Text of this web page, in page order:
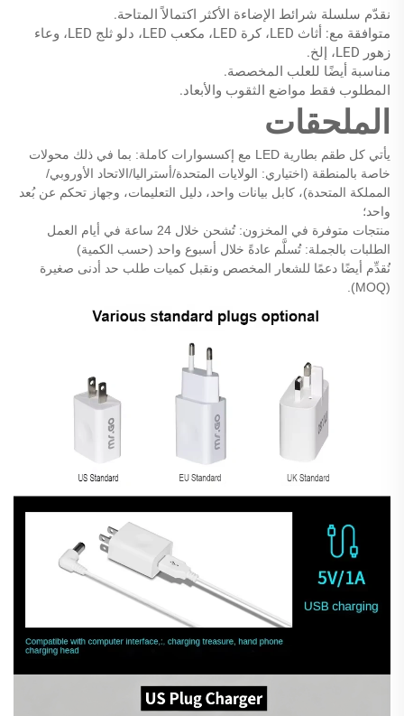
نقدّم سلسلة شرائط الإضاءة الأكثر اكتمالاً المتاحة.
متوافقة مع: أثاث LED، كرة LED، مكعب LED، دلو ثلج LED، وعاء
زهور LED، إلخ.
مناسبة أيضًا للعلب المخصصة.
المطلوب فقط مواضع الثقوب والأبعاد.
الملحقات
يأتي كل طقم بطارية LED مع إكسسوارات كاملة: بما في ذلك محولات
خاصة بالمنطقة (اختياري: الولايات المتحدة/أستراليا/الاتحاد الأوروبي/
المملكة المتحدة)، كابل بيانات واحد، دليل التعليمات، وجهاز تحكم عن بُعد
واحد؛
منتجات متوفرة في المخزون:تُشحن خلال 24 ساعة في أيام العمل
الطلبات بالجملة: تُسلَّم عادةً خلال أسبوع واحد (حسب الكمية)
نُقدِّم أيضًا دعمًا للشعار المخصص ونقبل كميات طلب حد أدنى صغيرة
(MOQ).